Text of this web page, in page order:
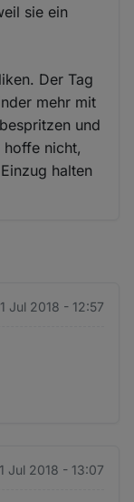
sie ein
Der Tag
mehr mit
und
hoffe nicht,
halten
Jul 2018 - 12:57
Jul 2018 - 13:07